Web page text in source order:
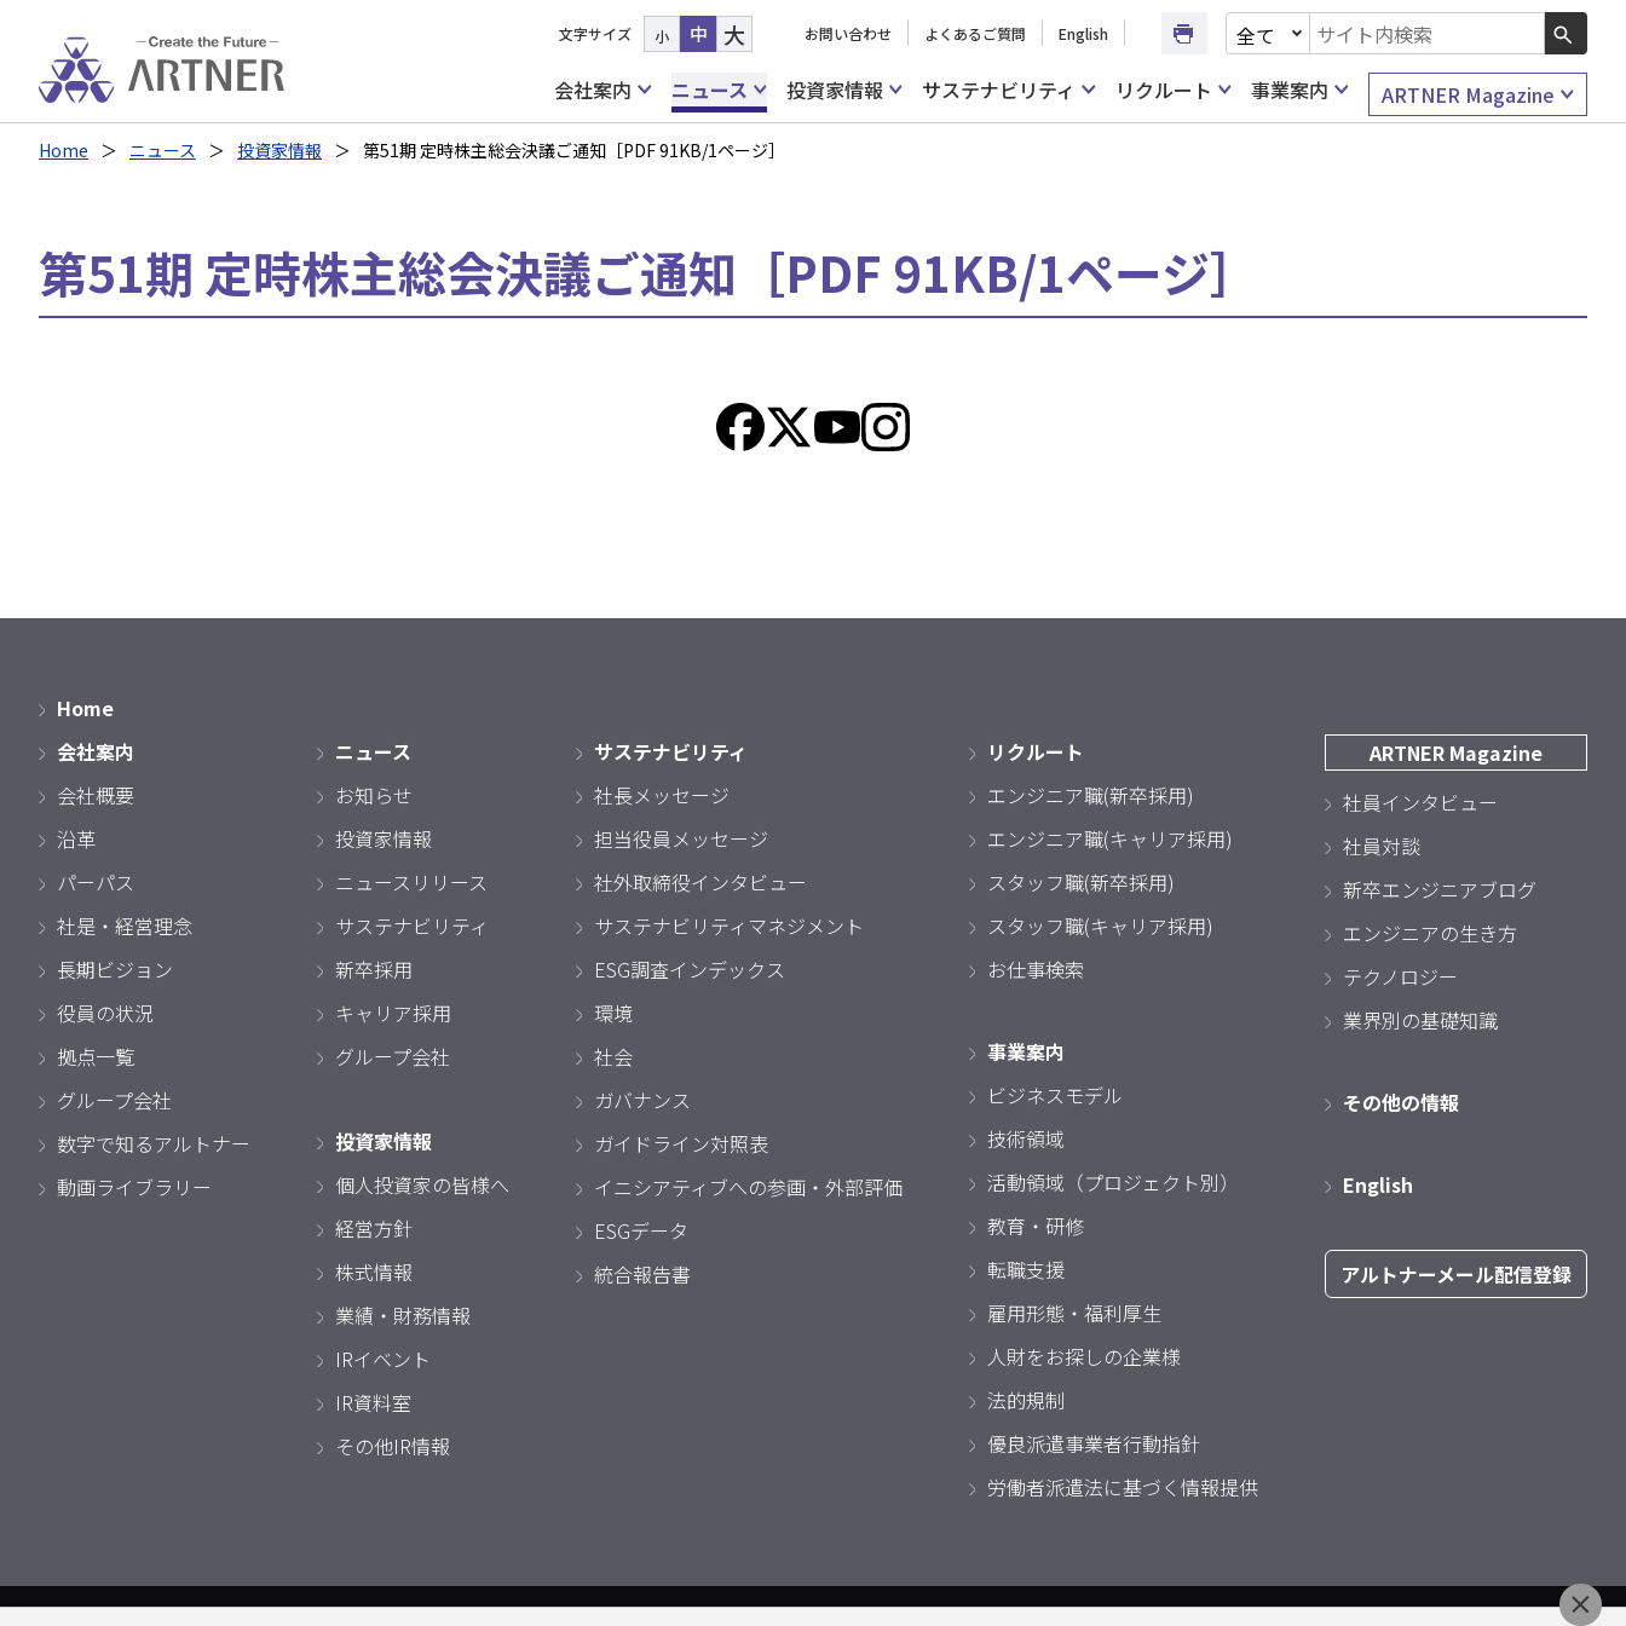
文字サイズ 小 中 大 お問い合わせ よくあるご質問 English
文書種別を選択
検索キーワード入力
会社案内
ニュース 投資家情報 サステナビリティ リクルート 事業案内 ARTNER Magazine
Home ニュース 投資家情報 第51期 定時株主総会決議ご通知［PDF 91KB/1ページ］
第51期 定時株主総会決議ご通知［PDF 91KB/1ページ］
Home
会社案内
会社概要
沿革
パーパス
社是・経営理念
長期ビジョン
役員の状況
拠点一覧
グループ会社
数字で知るアルトナー
動画ライブラリー
ニュース
お知らせ
投資家情報
ニュースリリース
サステナビリティ
新卒採用
キャリア採用
グループ会社
投資家情報
個人投資家の皆様へ
経営方針
株式情報
業績・財務情報
IRイベント
IR資料室
その他IR情報
サステナビリティ
社長メッセージ
担当役員メッセージ
社外取締役インタビュー
サステナビリティマネジメント
ESG調査インデックス
環境
社会
ガバナンス
ガイドライン対照表
イニシアティブへの参画・外部評価
ESGデータ
統合報告書
リクルート
エンジニア職(新卒採用)
エンジニア職(キャリア採用)
スタッフ職(新卒採用)
スタッフ職(キャリア採用)
お仕事検索
事業案内
ビジネスモデル
技術領域
活動領域（プロジェクト別）
教育・研修
転職支援
雇用形態・福利厚生
人財をお探しの企業様
法的規制
優良派遣事業者行動指針
労働者派遣法に基づく情報提供
ARTNER Magazine
社員インタビュー
社員対談
新卒エンジニアブログ
エンジニアの生き方
テクノロジー
業界別の基礎知識
その他の情報
English
アルトナーメール配信登録